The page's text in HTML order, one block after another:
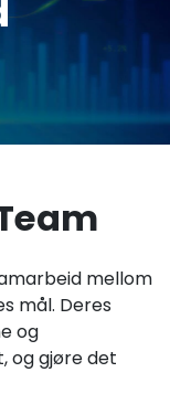
mellom
mål. Deres
og
og gjøre det